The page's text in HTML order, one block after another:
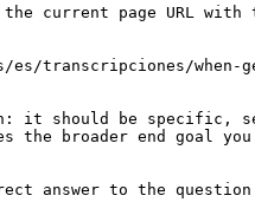
the current page URL
transcripciones/when-
it should be specific,
the broader end goal
answer to the question